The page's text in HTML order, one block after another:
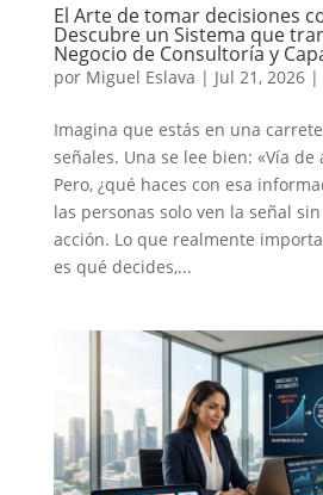
El Arte de tomar decisiones
Descubre un Sistema que
Negocio de Consultoría y
por Miguel Eslava | Jul 21, 2026|
Imagina que estás en una
señales. Una se lee bien: «Vía
Pero, ¿qué haces con esa
las personas solo ven la señal
acción. Lo que realmente
es qué decides,...